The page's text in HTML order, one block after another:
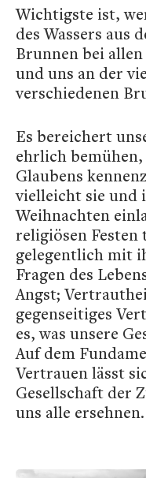
Wichtigste ist,
des Wassers aus
Brunnen bei
und uns an der
verschiedenen
Es bereichert
ehrlich
Glaubens
vielleicht sie und
Weihnachten
religiösen
gelegentlich mit
Fragen des
Angst;
gegenseitiges
es, was unsere
Auf dem
Vertrauen lässt
Gesellschaft der
uns alle ersehnen.